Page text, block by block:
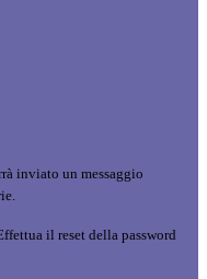
inviato un messaggio
il reset della password